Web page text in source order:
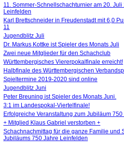
11. Sommer-Schnellschachturnier am 20.
Leinfelden
Karl Brettschneider in Freudenstadt mit 6,0
11
Jugendblitz Juli
Dr. Markus Kottke ist Spieler des Monats Juli
Zwei neue Mitglieder für den Schachclub
Württembergisches Viererpokalfinale erreicht!
Halbfinale des Württembergischen
Spieltermine 2019-2020 sind online
Jugendblitz Juni
Peter Breuning ist Spieler des Monats Juni.
3:1 im Landespokal-Viertelfinale!
Erfolgreiche Veranstaltung zum Jubiläum
+ Mitglied Klaus Gabriel verstorben +
Schachnachmittag für die ganze Familie und
Jubiläums 750 Jahre Leinfelden